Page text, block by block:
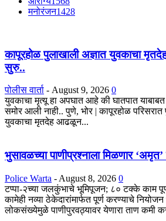
मनोरंजन1428
कापूरहोळ पुलाखाली अज्ञात युवकाचा
सुरु..
पोलीस वार्ता - August 9, 2026 0
युवकाचा मृत्यू हा अपघात आहे की घातपात याबाबत
समोर आली नाही.. पुणे, भोर | कापूरहोळ परिसरात
युवकाचा मृतदेह आढळून...
भुसावळच्या पाणीप्रश्नाला मिळणार
Police Warta - August 8, 2026 0
टप्पा-२च्या जलकुंभाचे भूमिपूजन; ८० टक्के काम
कामेही नव्या ठेकेदारांमार्फत पूर्ण करण्याचे
लोकसंख्येमुळे पाणीपुरवठ्यावर येणारा ताण कमी